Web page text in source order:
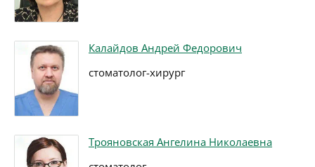
Калайдов Андрей Федорович
стоматолог-хирург
Трояновская Ангелина Николаевна